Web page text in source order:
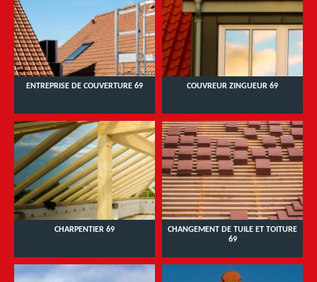
ENTREPRISE DE COUVERTURE 69 COUVREUR ZINGUEUR 69
CHARPENTIER 69
CHANGEMENT DE TUILE ET TOITURE
69